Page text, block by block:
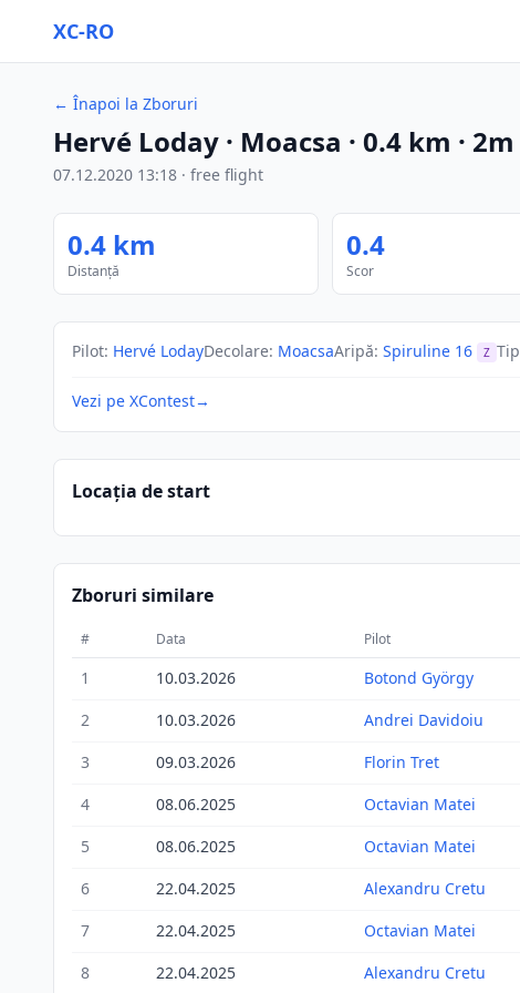
XC-RO
← Înapoi la Zboruri
Hervé Loday · Moacsa · 0.4 km · 2m
07.12.2020 13:18 · free flight
0.4 km
Distanță
0.4
Scor
Pilot: Hervé LodayDecolare: MoacsaAripă: Spiruline 16 Z Tip
Vezi pe XContest→
Locația de start
Zboruri similare
# Data Pilot
1 10.03.2026 Botond György
2
10.03.2026 Andrei Davidoiu
3
09.03.2026 Florin Tret
4
08.06.2025 Octavian Matei
5
08.06.2025 Octavian Matei
6
22.04.2025 Alexandru Cretu
7
22.04.2025 Octavian Matei
8
22.04.2025 Alexandru Cretu